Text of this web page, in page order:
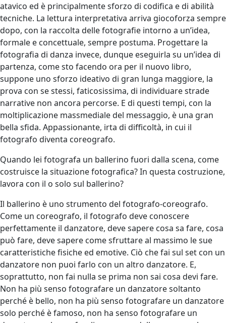
atavico ed è principalmente sforzo di codifica e di abilità
tecniche. La lettura interpretativa arriva giocoforza sempre
dopo, con la raccolta delle fotografie intorno a un’idea,
formale e concettuale, sempre postuma. Progettare la
fotografia di danza invece, dunque eseguirla su un’idea di
partenza, come sto facendo ora per il nuovo libro,
suppone uno sforzo ideativo di gran lunga maggiore, la
prova con se stessi, faticosissima, di individuare strade
narrative non ancora percorse. E di questi tempi, con la
moltiplicazione massmediale del messaggio, è una gran
bella sfida. Appassionante, irta di difficoltà, in cui il
fotografo diventa coreografo.
Quando lei fotografa un ballerino fuori dalla scena, come
costruisce la situazione fotografica? In questa costruzione,
lavora con il o solo sul ballerino?
Il ballerino è uno strumento del fotografo-coreografo.
Come un coreografo, il fotografo deve conoscere
perfettamente il danzatore, deve sapere cosa sa fare, cosa
può fare, deve sapere come sfruttare al massimo le sue
caratteristiche fisiche ed emotive. Ciò che fai sul set con un
danzatore non puoi farlo con un altro danzatore. E,
soprattutto, non fai nulla se prima non sai cosa devi fare.
Non ha più senso fotografare un danzatore soltanto
perché è bello, non ha più senso fotografare un danzatore
solo perché è famoso, non ha senso fotografare un